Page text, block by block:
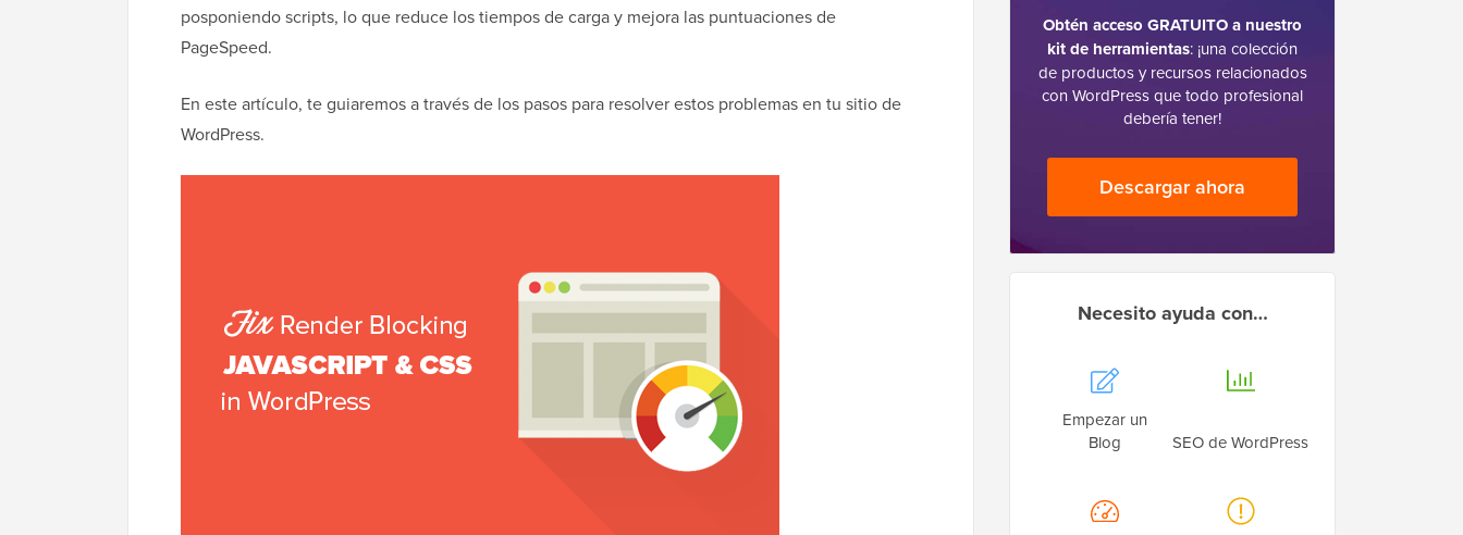
posponiendo scripts, lo que reduce los tiempos de carga y mejora las puntuaciones de
PageSpeed.
En este artículo, te guiaremos a través de los pasos para resolver estos problemas en tu sitio de
WordPress.
Obtén acceso GRATUITO a nuestro
kit de herramientas: ¡una colección
de productos y recursos relacionados
con WordPress que todo profesional
debería tener!
Descargar ahora
Necesito ayuda con…
Empezar un
Blog
SEO de WordPress